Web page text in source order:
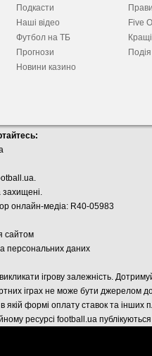
Подкасти
Наші відео
Футбол на ТБ
Прогнози
Новини казино
Five
.
онлайн-медіа: R40-05983
сайтом
персональних даних
ігрову залежність.
іграх не може бути джерелом
формі оплату ставок та інших
ресурсі football.ua